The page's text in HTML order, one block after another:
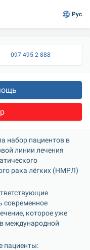
Рус
097 495 2 888
набор пациентов в
линии лечения
рака лёгких (НМРЛ)
современное
которое уже
международной
пациенты: